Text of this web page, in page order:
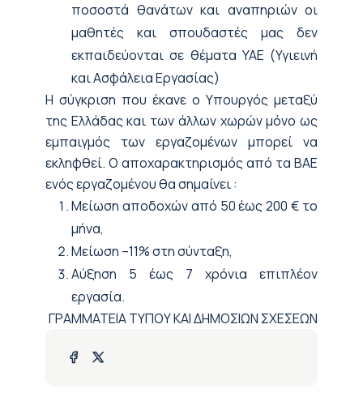
ποσοστά θανάτων και αναπηριών οι
μαθητές και σπουδαστές μας δεν
εκπαιδεύονται σε θέματα ΥΑΕ (Υγιεινή
και Ασφάλεια Εργασίας)
Η σύγκριση που έκανε ο Υπουργός μεταξύ
της Ελλάδας και των άλλων χωρών μόνο ως
εμπαιγμός των εργαζομένων μπορεί να
εκληφθεί. Ο αποχαρακτηρισμός από τα ΒΑΕ
ενός εργαζομένου θα σημαίνει :
Μείωση αποδοχών από 50 έως 200 € το
μήνα,
Μείωση –11% στη σύνταξη,
Αύξηση 5 έως 7 χρόνια επιπλέον
εργασία.
ΓΡΑΜΜΑΤΕΙΑ ΤΥΠΟΥ ΚΑΙ ΔΗΜΟΣΙΩΝ ΣΧΕΣΕΩΝ